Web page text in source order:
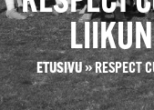
ETUSIVU»RESPECT